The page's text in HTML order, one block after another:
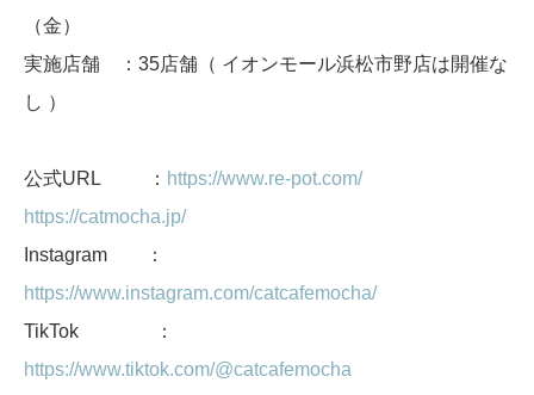
（金）
実施店舗 ：35店舗（ イオンモール浜松市野店は開催な
し ）
公式URL ： https://www.re-pot.com/
https://catmocha.jp/
Instagram ：
https://www.instagram.com/catcafemocha/
TikTok ：
https://www.tiktok.com/@catcafemocha